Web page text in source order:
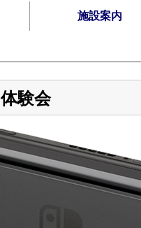
施設案内
体験会